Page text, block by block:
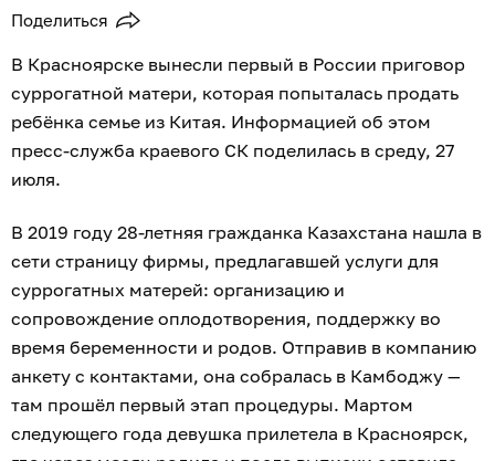
Поделиться
В Красноярске вынесли первый в России приговор
суррогатной матери, которая попыталась продать
ребёнка семье из Китая. Информацией об этом
пресс-служба краевого СК поделилась в среду, 27
июля.
В 2019 году 28-летняя гражданка Казахстана нашла в
сети страницу фирмы, предлагавшей услуги для
суррогатных матерей: организацию и
сопровождение оплодотворения, поддержку во
время беременности и родов. Отправив в компанию
анкету с контактами, она собралась в Камбоджу —
там прошёл первый этап процедуры. Мартом
следующего года девушка прилетела в Красноярск,